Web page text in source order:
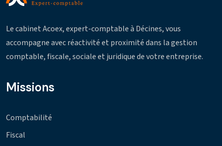
Le cabinet Acoex, expert-comptable à Décines, vous
accompagne avec réactivité et proximité dans la gestion
comptable, fiscale, sociale et juridique de votre entreprise.
Missions
Comptabilité
Fiscal